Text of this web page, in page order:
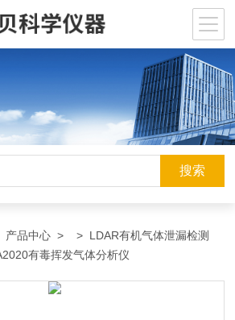
产品中心 > > LDAR有机气体泄漏检测
有毒挥发气体分析仪